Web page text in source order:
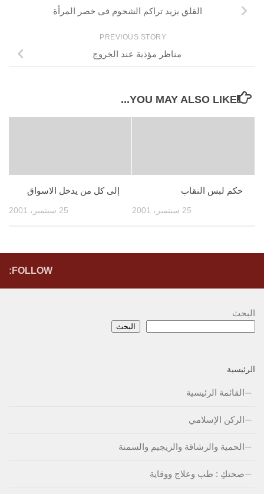
القلق يزيد تراكم الشحوم فى خصر المرأة
PREVIOUS STORY
مناظر مؤذية عند الخروج
YOU MAY ALSO LIKE...
إلى كل من يدخل الاسواق
25 سبتمبر، 2001
حكم لبس النقاب
25 سبتمبر، 2001
FOLLOW:
البحث
البحث
الرئيسية
القائمة الرئيسية
الركن الإسلامي
الحمية والرشاقة والريجيم والسمنة
صحتكِ : طب وعلاج ووقاية